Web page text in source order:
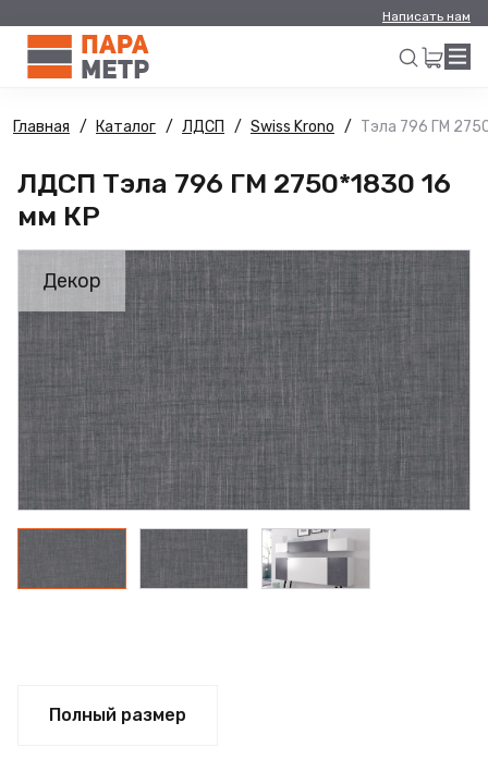
Написать нам
Искать
Главная Каталог ЛДСП Swiss Krono Тэла 796 ГМ
ЛДСП Тэла 796 ГМ 2750*1830 16
мм КР
Декор
Полный размер